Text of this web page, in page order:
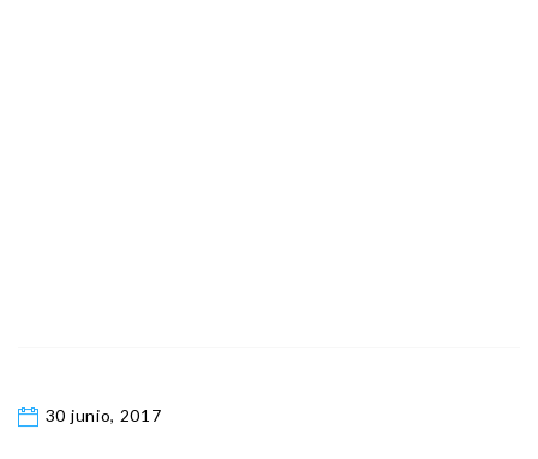
30 junio, 2017